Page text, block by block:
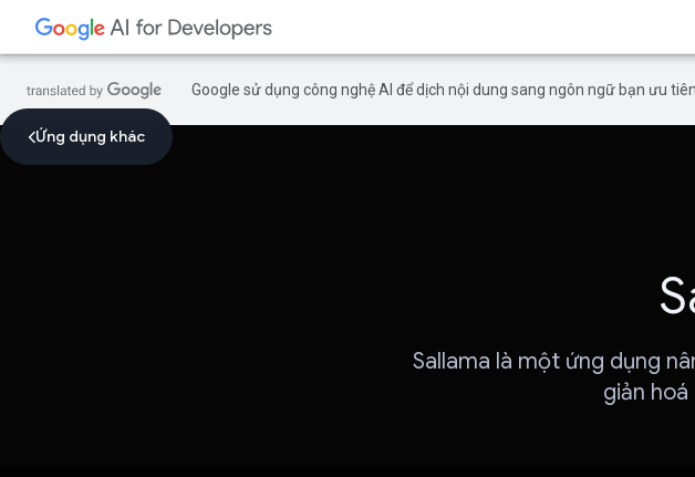
Google sử dụng công nghệ AI để dịch nội dung sang ngôn ngữ bạn ưu
Ứng dụng khác
Sallama là một ứng dụng
giản